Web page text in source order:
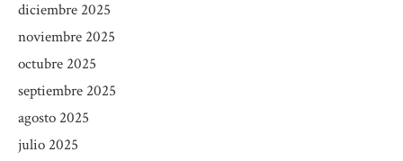
diciembre 2025
noviembre 2025
octubre 2025
septiembre 2025
agosto 2025
julio 2025